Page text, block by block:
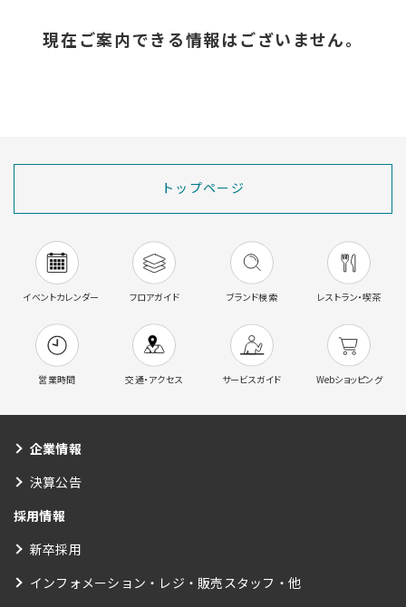
現在ご案内できる情報はございません。
トップページ
イベントカレンダー フロアガイド ブランド検索 レストラン・喫茶
営業時間 交通・アクセス サービスガイド Webショッピング
企業情報
決算公告
採用情報
新卒採用
インフォメーション・レジ・販売スタッフ・他